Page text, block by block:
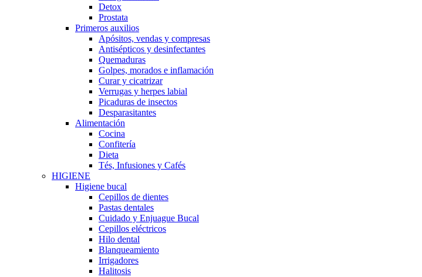
Detox
Prostata
Primeros auxilios
Apósitos, vendas y compresas
Antisépticos y desinfectantes
Quemaduras
Golpes, morados e inflamación
Curar y cicatrizar
Verrugas y herpes labial
Picaduras de insectos
Desparasitantes
Alimentación
Cocina
Confitería
Dieta
Tés, Infusiones y Cafés
HIGIENE
Higiene bucal
Cepillos de dientes
Pastas dentales
Cuidado y Enjuague Bucal
Cepillos eléctricos
Hilo dental
Blanqueamiento
Irrigadores
Halitosis